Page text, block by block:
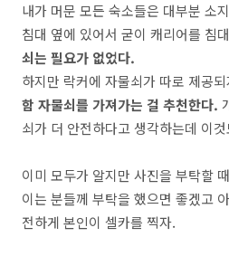
내가 머문 모든 숙소들은 대부분 소
침대 옆에 있어서 굳이 캐리어를 침
쇠는 필요가 없었다.
하지만 락커에 자물쇠가 따로 제공
함 자물쇠를 가져가는 걸 추천한다.
쇠가 더 안전하다고 생각하는데 이
이미 모두가 알지만 사진을 부탁할
이는 분들께 부탁을 했으면 좋겠고
전하게 본인이 셀카를 찍자.